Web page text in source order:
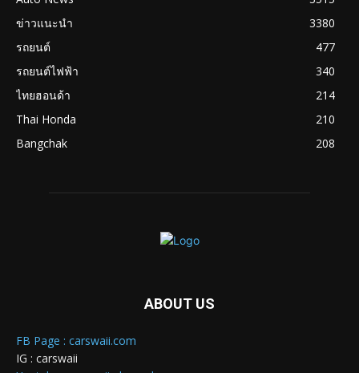
ข่าวแนะนำ
3380
รถยนต์
477
รถยนต์ไฟฟ้า
340
ไทยฮอนด้า
214
Thai Honda
210
Bangchak
208
ABOUT US
FB Page : carswaii.com
IG : carswaii